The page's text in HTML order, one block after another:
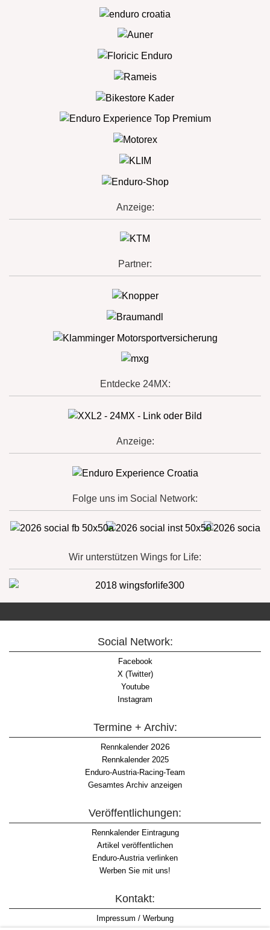
Anzeige:
Partner:
Entdecke 24MX:
Anzeige:
Folge uns im Social Network:
Wir unterstützen Wings for Life:
Social Network:
Facebook
X (Twitter)
Youtube
Instagram
Termine + Archiv:
Rennkalender2026
Rennkalender 2025
Enduro-Austria-Racing-Team
Gesamtes Archiv anzeigen
Veröffentlichungen:
Rennkalender Eintragung
Artikel veröffentlichen
Enduro-Austria verlinken
Werben Sie mit uns!
Kontakt:
Impressum / Werbung